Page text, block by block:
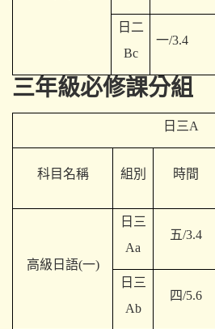
日二
Bc
一/3.4
三年級必修課分組
日三A
科目名稱 組別 時間
高級日語(一)
日三
Aa
五/3.4
日三
Ab
四/5.6